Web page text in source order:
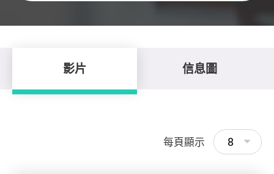
影片 信息圖
每頁顯示 8